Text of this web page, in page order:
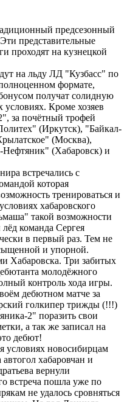
предсезонный
представительные
проходят на кузнецкой
на льду ЛД "Кузбасс" по
формате,
получат солидную
Кроме хозяев
за почётный трофей
(Иркутск), "Байкал-
(Москва),
(Хабаровск) и
встречались с
которая
тренироваться и
хабаровского
такой возможности
команда Сергея
в первый раз. Тем не
и упорной.
Хабаровска. Три забитых
молодёжного
контроль хода игры.
дебютном матче за
голкипер трижды (!!!)
2" поразить свои
а так же записал на
дебют!
условиях новосибирцам
хабаровчан и
вернули
встреча пошла уже по
не удалось сровняться